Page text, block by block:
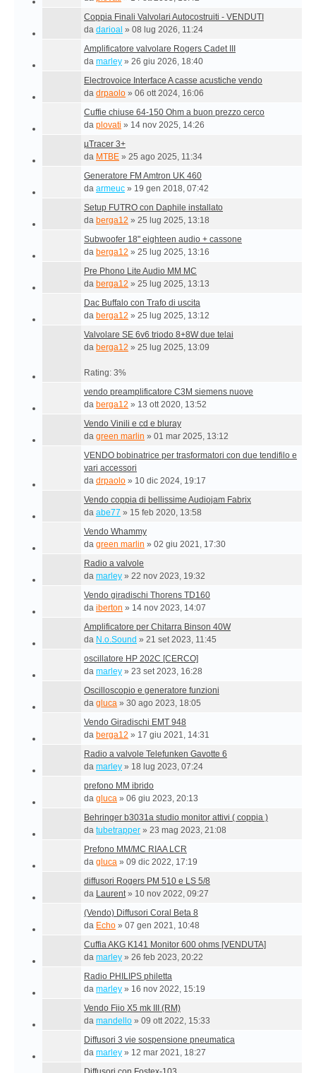
Coppia Finali Valvolari Autocostruiti - VENDUTI
da darioal » 08 lug 2026, 11:24
Amplificatore valvolare Rogers Cadet III
da marley » 26 giu 2026, 18:40
Electrovoice Interface A casse acustiche vendo
da drpaolo » 06 ott 2024, 16:06
Cuffie chiuse 64-150 Ohm a buon prezzo cerco
da plovati » 14 nov 2025, 14:26
µTracer 3+
da MTBE » 25 ago 2025, 11:34
Generatore FM Amtron UK 460
da armeuc » 19 gen 2018, 07:42
Setup FUTRO con Daphile installato
da berga12 » 25 lug 2025, 13:18
Subwoofer 18" eighteen audio + cassone
da berga12 » 25 lug 2025, 13:16
Pre Phono Lite Audio MM MC
da berga12 » 25 lug 2025, 13:13
Dac Buffalo con Trafo di uscita
da berga12 » 25 lug 2025, 13:12
Valvolare SE 6v6 triodo 8+8W due telai
da berga12 » 25 lug 2025, 13:09
Rating: 3%
vendo preamplificatore C3M siemens nuove
da berga12 » 13 ott 2020, 13:52
Vendo Vinili e cd e bluray
da green marlin » 01 mar 2025, 13:12
VENDO bobinatrice per trasformatori con due tendifilo e
vari accessori
da drpaolo » 10 dic 2024, 19:17
Vendo coppia di bellissime Audiojam Fabrix
da abe77 » 15 feb 2020, 13:58
Vendo Whammy
da green marlin » 02 giu 2021, 17:30
Radio a valvole
da marley » 22 nov 2023, 19:32
Vendo giradischi Thorens TD160
da iberton » 14 nov 2023, 14:07
Amplificatore per Chitarra Binson 40W
da N.o.Sound » 21 set 2023, 11:45
oscillatore HP 202C [CERCO]
da marley » 23 set 2023, 16:28
Oscilloscopio e generatore funzioni
da gluca » 30 ago 2023, 18:05
Vendo Giradischi EMT 948
da berga12 » 17 giu 2021, 14:31
Radio a valvole Telefunken Gavotte 6
da marley » 18 lug 2023, 07:24
prefono MM ibrido
da gluca » 06 giu 2023, 20:13
Behringer b3031a studio monitor attivi ( coppia )
da tubetrapper » 23 mag 2023, 21:08
Prefono MM/MC RIAA LCR
da gluca » 09 dic 2022, 17:19
diffusori Rogers PM 510 e LS 5/8
da Laurent» 10 nov 2022, 09:27
(Vendo) Diffusori Coral Beta 8
da Echo » 07 gen 2021, 10:48
Cuffia AKG K141 Monitor 600 ohms [VENDUTA]
da marley » 26 feb 2023, 20:22
Radio PHILIPS philetta
da marley » 16 nov 2022, 15:19
Vendo Fiio X5 mk III (RM)
da mandello » 09 ott 2022, 15:33
Diffusori 3 vie sospensione pneumatica
da marley » 12 mar 2021, 18:27